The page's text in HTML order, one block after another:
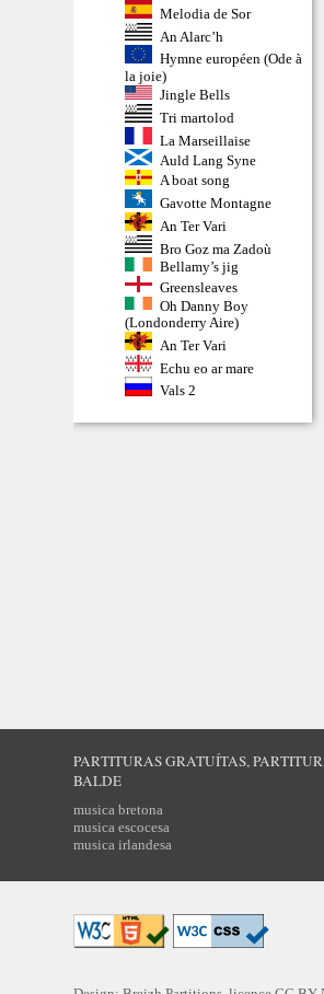
Melodia de Sor
An Alarc’h
Hymne européen (Ode à
la joie)
Jingle Bells
Tri martolod
La Marseillaise
Auld Lang Syne
A boat song
Gavotte Montagne
An Ter Vari
Bro Goz ma Zadoù
Bellamy’s jig
Greensleaves
Oh Danny Boy
(Londonderry Aire)
An Ter Vari
Echu eo ar mare
Vals 2
PARTITURAS GRATUÍTAS,
BALDE
musica bretona
musica escocesa
musica irlandesa